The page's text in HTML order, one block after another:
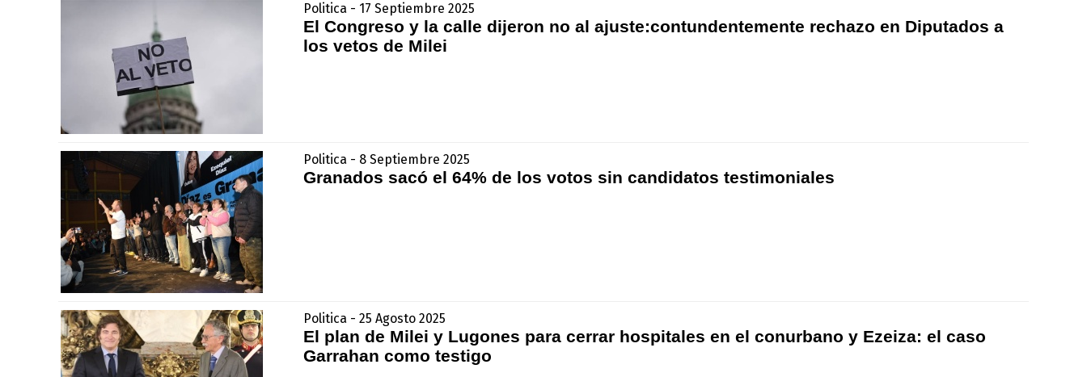
Politica - 17 Septiembre 2025
El Congreso y la calle dijeron no al ajuste:contundentemente rechazo en Diputados a
los vetos de Milei
Politica - 8 Septiembre 2025
Granados sacó el 64% de los votos sin candidatos testimoniales
Politica - 25 Agosto 2025
El plan de Milei y Lugones para cerrar hospitales en el conurbano y Ezeiza: el caso
Garrahan como testigo